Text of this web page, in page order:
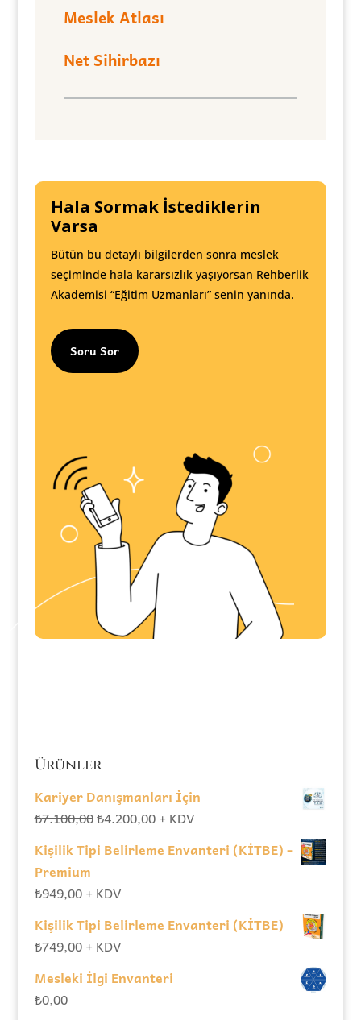
Meslek Atlası
Net Sihirbazı
Hala Sormak İstediklerin
Varsa
Bütün bu detaylı bilgilerden sonra meslek
seçiminde hala kararsızlık yaşıyorsan Rehberlik
Akademisi “Eğitim Uzmanları” senin yanında.
Soru Sor
Ürünler
Kariyer Danışmanları İçin
₺7.100,00Orijinal
₺7.100,00.
₺4.200,00Şu
fiyat:
+ KDV
Kişilik Tipi Belirleme Envanteri (KİTBE) -
Premium
₺949,00 + KDV
Kişilik Tipi Belirleme Envanteri (KİTBE)
₺749,00 + KDV
Mesleki İlgi Envanteri
₺0,00